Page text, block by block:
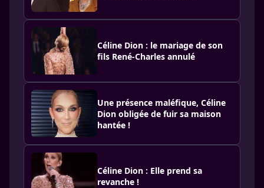
Céline Dion : le mariage de son
fils René-Charles annulé
Une présence maléfique, Céline
Dion obligée de fuir sa maison
hantée !
Céline Dion : Elle prend sa
revanche !